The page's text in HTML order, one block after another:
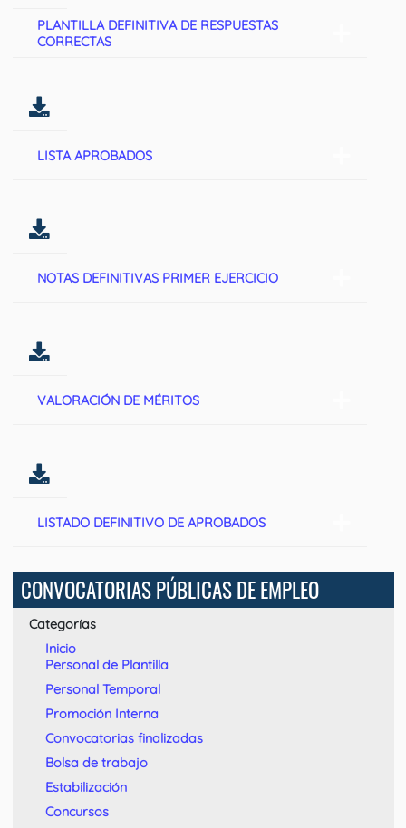
PLANTILLA DEFINITIVA DE RESPUESTAS
CORRECTAS
LISTA APROBADOS
NOTAS DEFINITIVAS PRIMER EJERCICIO
VALORACIÓN DE MÉRITOS
LISTADO DEFINITIVO DE APROBADOS
CONVOCATORIAS PÚBLICAS DE EMPLEO
Categorías
Inicio
Personal de Plantilla
Personal Temporal
Promoción Interna
Convocatorias finalizadas
Bolsa de trabajo
Estabilización
Concursos